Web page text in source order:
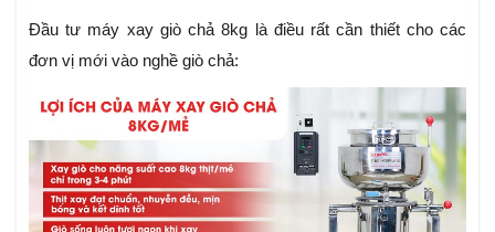
Đầu tư máy xay giò chả 8kg là điều rất cần thiết cho các
đơn vị mới vào nghề giò chả: